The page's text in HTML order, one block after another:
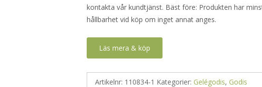
kontakta vår kundtjänst. Bäst före: Produkten har
hållbarhet vid köp om inget annat anges.
Läs mera & köp
Artikelnr: 110834-1 Kategorier: Gelégodis, Godis